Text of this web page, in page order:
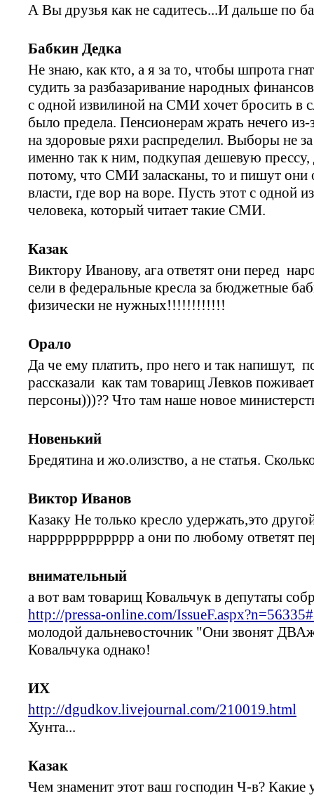
А Вы друзья как не садитесь...И дальше по
Бабкин Дедка
Не знаю, как кто, а я за то, чтобы шпрота
судить за разбазаривание народных
с одной извилиной на СМИ хочет бросить в
было предела. Пенсионерам жрать нечего из-
на здоровые ряхи распределил. Выборы не
именно так к ним, подкупая дешевую
потому, что СМИ заласканы, то и пишут они
власти, где вор на воре. Пусть этот с одной
человека, который читает такие СМИ.
Казак
Виктору Иванову, ага ответят они перед
сели в федеральные кресла за бюджетные
физически не нужных!!!!!!!!!!!!
Орало
Да че ему платить, про него и так напишут,
рассказали как там товарищ Левков
персоны)))?? Что там наше новое
Новенький
Бредятина и жо.олизство, а не статья.
Виктор Иванов
Казаку Не только кресло удержать,это
нарррррррррррр а они по любому ответят
внимательный
а вот вам товарищ Ковальчук в депутаты
http://pressa-online.com/
молодой дальневосточник "Они звонят
Ковальчука однако!
ИХ
http://dgudkov.livejournal.com/210019.html
Хунта...
Казак
Чем знаменит этот ваш господин Ч-в? Какие